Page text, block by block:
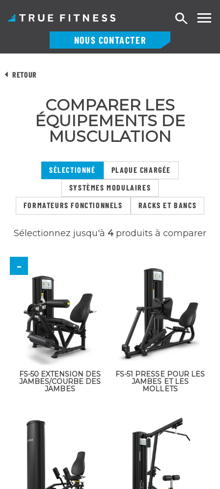
to
NOUS CONTACTER
RETOUR
COMPARER LES
ÉQUIPEMENTS DE
MUSCULATION
SÉLECTIONNÉ
PLAQUE CHARGÉE
SYSTÈMES MODULAIRES
FORMATEURS FONCTIONNELS
RACKS ET BANCS
Sélectionnez jusqu'à 4produits à comparer
FS-50 EXTENSION DES
JAMBES/COURBE DES
JAMBES
FS-51 PRESSE POUR LES
JAMBES ET LES
MOLLETS